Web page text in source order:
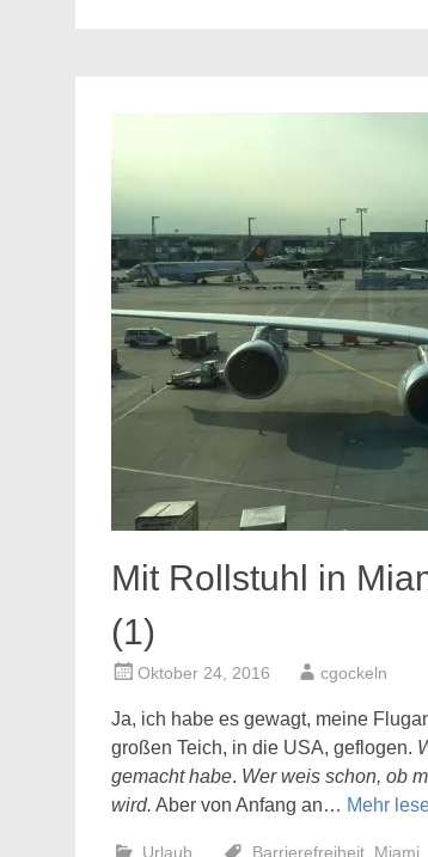
Mit Rollstuhl in
(1)
Oktober 24, 2016 cgockeln
Ja, ich habe es gewagt, meine
großen Teich, in die USA, geflogen.
gemacht habe. Wer weis schon, ob
wird. Aber von Anfang an… Mehr
Urlaub Barrierefreiheit Miami